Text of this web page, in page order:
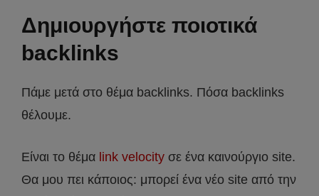
Δημιουργήστε ποιοτικά
backlinks
Πάμε μετά στο θέμα backlinks. Πόσα backlinks
θέλουμε.
Είναι το θέμα link velocity σε ένα καινούργιο site.
Θα μου πει κάποιος: μπορεί ένα νέο site από την